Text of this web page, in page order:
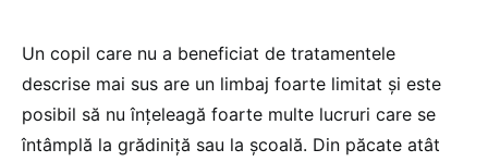
Un copil care nu a beneficiat de tratamentele
descrise mai sus are un limbaj foarte limitat şi este
posibil să nu înţeleagă foarte multe lucruri care se
întâmplă la grădiniţă sau la şcoală. Din păcate atât